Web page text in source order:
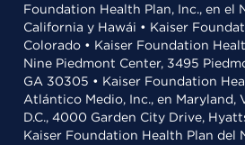
Foundation Health Plan, Inc., en el
California y Hawái • Kaiser
Colorado • Kaiser Foundation
Nine Piedmont Center, 3495
GA 30305 • Kaiser Foundation
Atlántico Medio, Inc., en Maryland,
D.C., 4000 Garden City Drive,
Kaiser Foundation Health Plan del